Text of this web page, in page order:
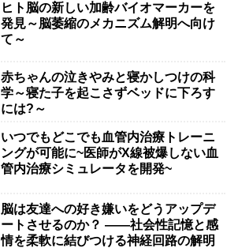
ヒト脳の新しい加齢バイオマーカーを
発見～脳萎縮のメカニズム解明へ向け
て～
赤ちゃんの泣きやみと寝かしつけの科
学～寝た子を起こさずベッドに下ろす
には?～
いつでもどこでも血管内治療トレーニ
ングが可能に~医師がX線被爆しない血
管内治療シミュレータを開発~
脳は友達への好き嫌いをどうアップデ
ートさせるのか？ ――社会性記憶と感
情を柔軟に結びつける神経回路の解明